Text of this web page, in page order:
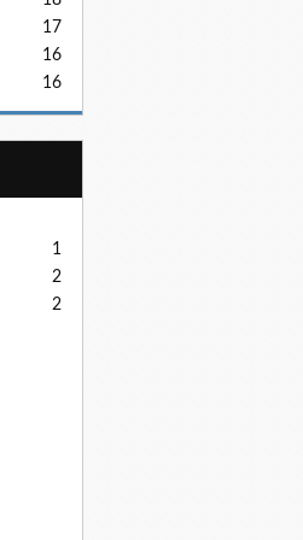
17
16
16
1
2
2